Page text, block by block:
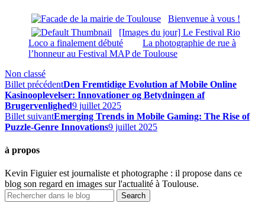
Bienvenue à vous !
[Images du jour] Le Festival Rio
Loco a finalement débuté
La photographie de rue à
l’honneur au Festival MAP de Toulouse
Non classé
Billet précédentDen Fremtidige Evolution af Mobile Online
Kasinooplevelser: Innovationer og Betydningen af
Brugervenlighed9 juillet 2025
Billet suivantEmerging Trends in Mobile Gaming: The Rise of
Puzzle-Genre Innovations9 juillet 2025
à propos
Kevin Figuier est journaliste et photographe : il propose dans ce
blog son regard en images sur l'actualité à Toulouse.